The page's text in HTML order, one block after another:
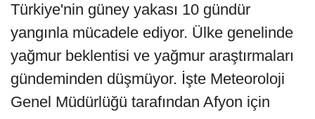
Türkiye'nin güney yakası 10 gündür
yangınla mücadele ediyor. Ülke genelinde
yağmur beklentisi ve yağmur araştırmaları
gündeminden düşmüyor. İşte Meteoroloji
Genel Müdürlüğü tarafından Afyon için